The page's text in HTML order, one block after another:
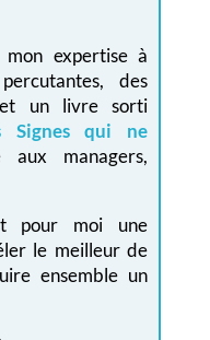
expertise à
des
et un livre sorti
Signes qui ne
managers,
pour moi une
le meilleur de
ensemble un